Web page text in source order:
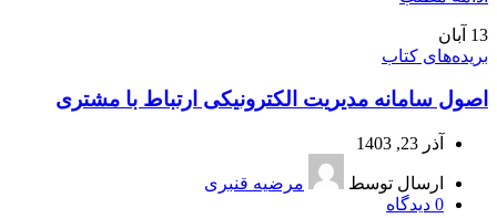
13 آبان
بریده‌های کتاب
اصول سامانه مدیریت الکترونیکی ارتباط با مشتری
آذر 23, 1403
ارسال توسط
مرضیه قنبری
0 دیدگاه